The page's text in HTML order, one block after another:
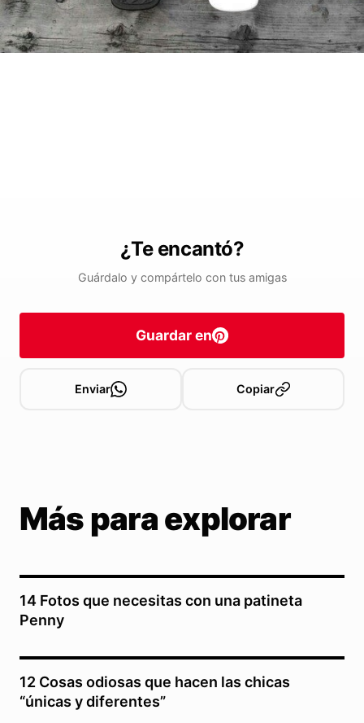
¿Te encantó?
Guárdalo y compártelo con tus amigas
Guardar en
Enviar Copiar
Más para explorar
14 Fotos que necesitas con una patineta
Penny
12 Cosas odiosas que hacen las chicas
“únicas y diferentes”